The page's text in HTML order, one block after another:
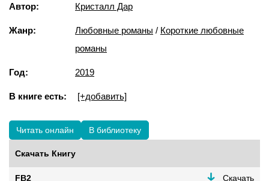
Автор: Кристалл Дар
Жанр: Любовные романы / Короткие любовные
романы
Год: 2019
В книге есть: [+добавить]
Читать онлайн В библиотеку
Скачать Книгу
FB2 Скачать